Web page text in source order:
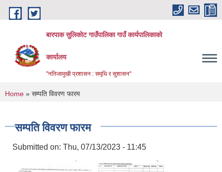
Skip to main content
बारपाक सुलिकोट गाउँपालिका गाउँ कार्यपालिकाको
कार्यालय
"नतिजामुखी प्रशासन : समृधि र सुशासन"
You are here
Home » सम्पति विवरण फारम
सम्पति विवरण फारम
Submitted on: Thu, 07/13/2023 - 11:45